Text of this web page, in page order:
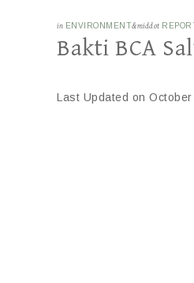
in ENVIRONMENT&middot
Bakti BCA
Last Updated on